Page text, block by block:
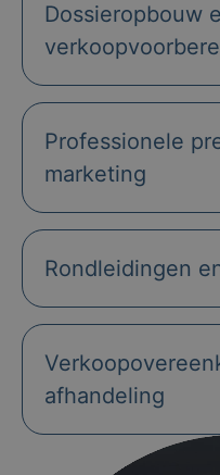
Dossieropbouw
Professionele
marketing
Rondleidingen
afhandeling